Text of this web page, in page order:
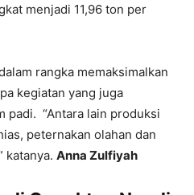
menjadi 11,96 ton per
rangka memaksimalkan
kegiatan yang juga
padi. “Antara lain produksi
peternakan olahan dan
katanya. Anna Zulfiyah